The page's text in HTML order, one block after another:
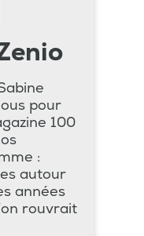
pour
100
:
autour
années
rouvrait